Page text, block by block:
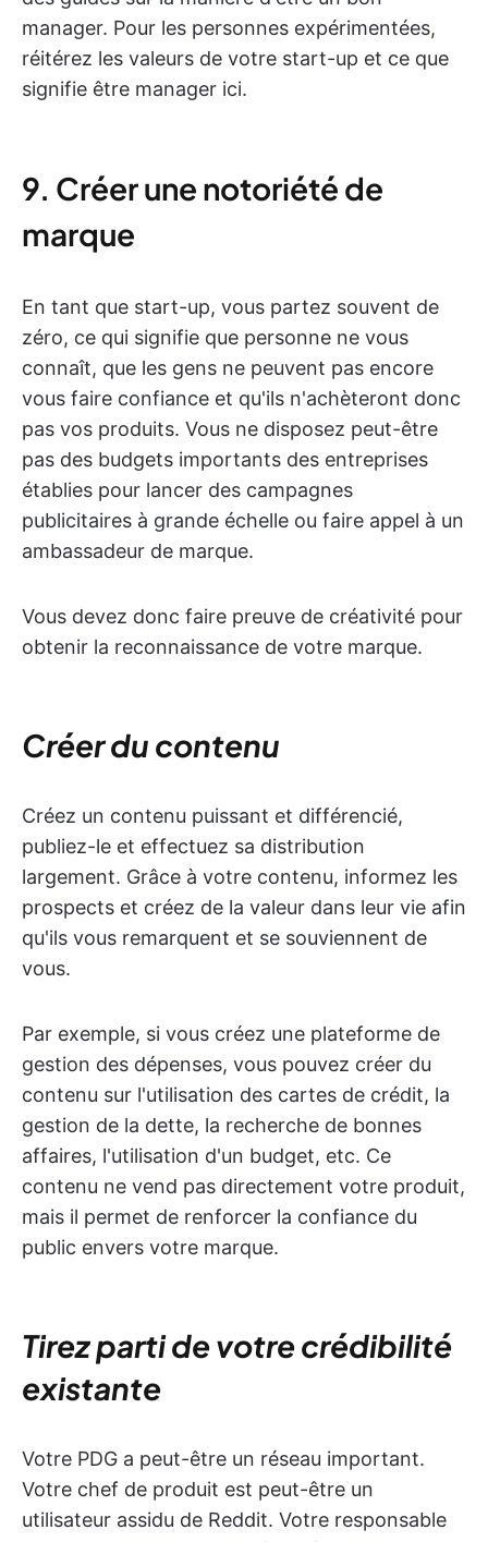
manager. Pour les personnes expérimentées,
réitérez les valeurs de votre start-up et ce que
signifie être manager ici.
9. Créer une notoriété de
marque
En tant que start-up, vous partez souvent de
zéro, ce qui signifie que personne ne vous
connaît, que les gens ne peuvent pas encore
vous faire confiance et qu'ils n'achèteront donc
pas vos produits. Vous ne disposez peut-être
pas des budgets importants des entreprises
établies pour lancer des campagnes
publicitaires à grande échelle ou faire appel à un
ambassadeur de marque.
Vous devez donc faire preuve de créativité pour
obtenir la reconnaissance de votre marque.
Créer du contenu
Créez un contenu puissant et différencié,
publiez-le et effectuez sa distribution
largement. Grâce à votre contenu, informez les
prospects et créez de la valeur dans leur vie afin
qu'ils vous remarquent et se souviennent de
vous.
Par exemple, si vous créez une plateforme de
gestion des dépenses, vous pouvez créer du
contenu sur l'utilisation des cartes de crédit, la
gestion de la dette, la recherche de bonnes
affaires, l'utilisation d'un budget, etc. Ce
contenu ne vend pas directement votre produit,
mais il permet de renforcer la confiance du
public envers votre marque.
Tirez parti de votre crédibilité
existante
Votre PDG a peut-être un réseau important.
Votre chef de produit est peut-être un
utilisateur assidu de Reddit. Votre responsable